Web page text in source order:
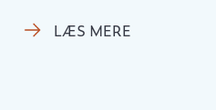
LÆS MERE